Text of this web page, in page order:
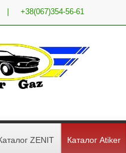
+38(067)354-56-61
ZENIT Каталог Atiker